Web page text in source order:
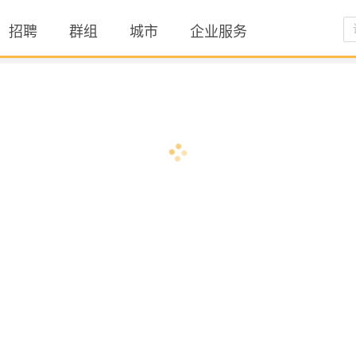
招聘 群组 城市 企业服务